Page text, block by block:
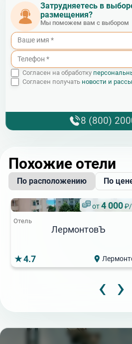
Затрудняетесь в
размещения?
Мы поможем вам с выбором
Согласен на обработку
Согласен получать новости и
8 (800)
Похожие отели
По расположению По
от4 000₽/
Отель
ЛермонтовЪ
4.7
‹ ›
Старый двор